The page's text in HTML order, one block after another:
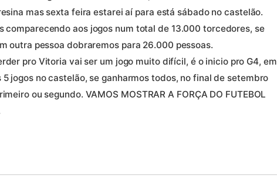
mas sexta feira estarei aí para está sábado no castelão.
comparecendo aos jogos num total de 13.000 torcedores, se
outra pessoa dobraremos para 26.000 pessoas.
pro Vitoria vai ser um jogo muito difícil, é o inicio pro G4, em
jogos no castelão, se ganharmos todos, no final de setembro
ou segundo. VAMOS MOSTRAR A FORÇA DO FUTEBOL